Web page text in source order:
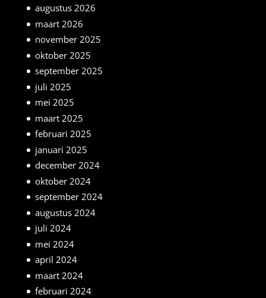
augustus 2026
maart 2026
november 2025
oktober 2025
september 2025
juli 2025
mei 2025
maart 2025
februari 2025
januari 2025
december 2024
oktober 2024
september 2024
augustus 2024
juli 2024
mei 2024
april 2024
maart 2024
februari 2024